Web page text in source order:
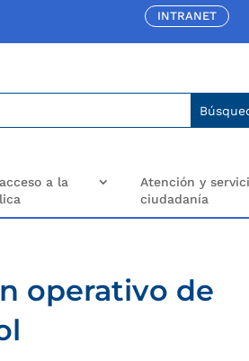
INTRANET
a la
Atención y
ciudadanía
operativo de